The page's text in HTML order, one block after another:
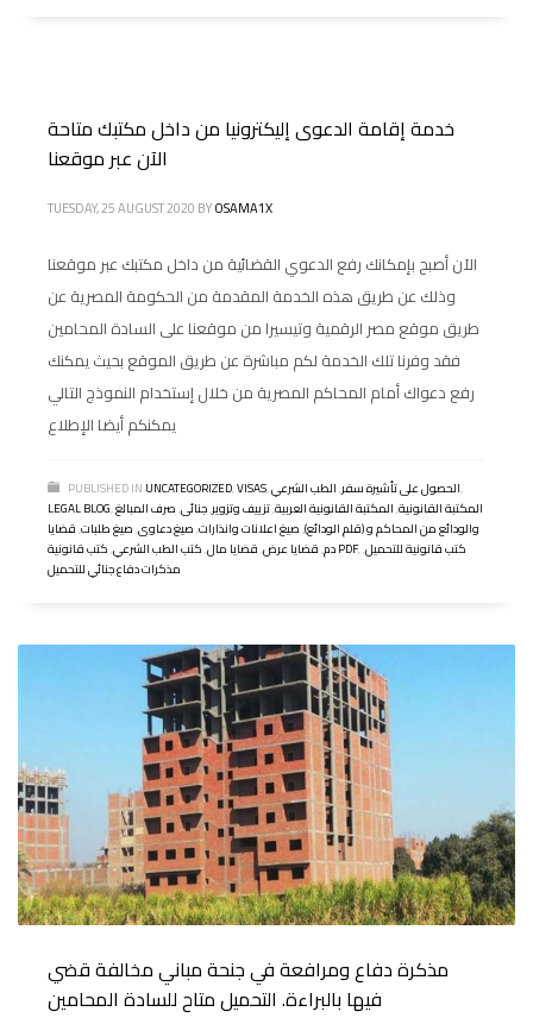
خدمة إقامة الدعوى إليكترونيا من داخل مكتبك متاحة
الآن عبر موقعنا
TUESDAY, 25 AUGUST 2020 BYOSAMA1X
الآن أصبح بإمكانك رفع الدعوي القضائية من داخل مكتبك عبر موقعنا
وذلك عن طريق هذه الخدمة المقدمة من الحكومة المصرية عن
طريق موقع مصر الرقمية وتيسيرا من موقعنا على السادة المحامين
فقد وفرنا تلك الخدمة لكم مباشرة عن طريق الموقع بحيث يمكنك
رفع دعواك أمام المحاكم المصرية من خلال إستخدام النموذج التالي
يمكنكم أيضا الإطلاع
PUBLISHED IN UNCATEGORIZED,VISAS, الحصول على تأشيرة سفر,الطب الشرعي
,
LEGAL BLOG, المكتبة القانونية,المكتبة القانونية العربية,تزييف وتزوير,جنائى,صرف المبالغ
والودائع من المحاكم و (قلم الودائع),صيغ اعلانات وانذارات,صيغ دعاوى,صيغ طلبات,قضايا
دم,قضايا عرض,قضايا مال,كتب الطب الشرعي, كتب قانونية PDF, كتب قانونية للتحميل,
مذكرات دفاع جنائي للتحميل
مذكرة دفاع ومرافعة في جنحة مباني مخالفة قضي
فيها بالبراءة. التحميل متاح للسادة المحامين